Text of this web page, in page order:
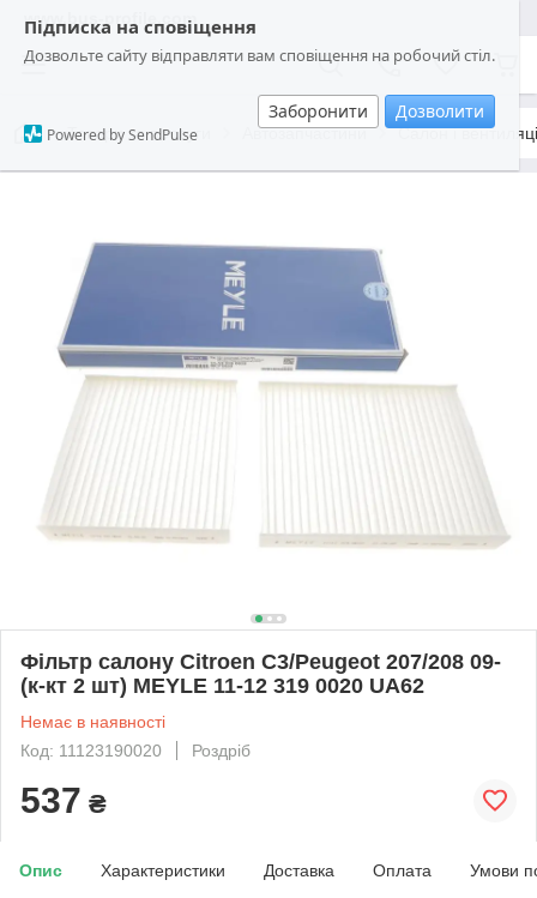
Підписка на сповіщення
Дозвольте сайту відправляти вам сповіщення на робочий стіл.
Заборонити Дозволити
Powered by SendPulse
www.bus-profile.com
Товари та послуги Автозапчастини Салон і
Фільтр салону Citroen C3/Peugeot 207/208 09-
(к-кт 2 шт) MEYLE 11-12 319 0020 UA62
Немає в наявності
Код: 11123190020
Роздріб
537 ₴
Опис Характеристики Доставка Оплата Умови